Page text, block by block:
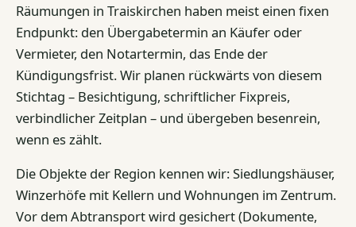
Räumungen in Traiskirchen haben meist einen fixen
Endpunkt: den Übergabetermin an Käufer oder
Vermieter, den Notartermin, das Ende der
Kündigungsfrist. Wir planen rückwärts von diesem
Stichtag – Besichtigung, schriftlicher Fixpreis,
verbindlicher Zeitplan – und übergeben besenrein,
wenn es zählt.
Die Objekte der Region kennen wir: Siedlungshäuser,
Winzerhöfe mit Kellern und Wohnungen im Zentrum.
Vor dem Abtransport wird gesichert (Dokumente,